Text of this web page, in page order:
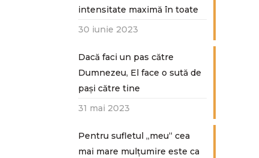
intensitate maximă în toate
30 iunie 2023
Dacă faci un pas către
Dumnezeu, El face o sută de
paşi către tine
31 mai 2023
Pentru sufletul „meu“ cea
mai mare mulțumire este ca